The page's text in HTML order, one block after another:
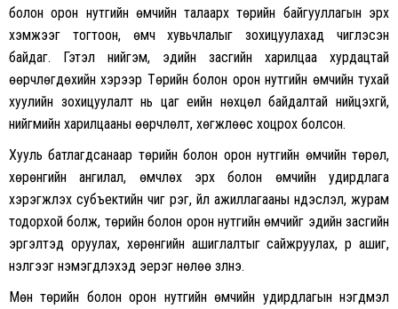
болон орон нутгийн өмчийн талаарх төрийн байгууллагын эрх
хэмжээг тогтоон, өмч хувьчлалыг зохицуулахад чиглэсэн
байдаг. Гэтэл нийгэм, эдийн засгийн харилцаа хурдацтай
өөрчлөгдөхийн хэрээр Төрийн болон орон нутгийн өмчийн тухай
хуулийн зохицуулалт нь цаг үеийн нөхцөл байдалтай нийцэхгүй,
нийгмийн харилцааны өөрчлөлт, хөгжлөөс хоцрох болсон.
Хууль батлагдсанаар төрийн болон орон нутгийн өмчийн төрөл,
хөрөнгийн ангилал, өмчлөх эрх болон өмчийн удирдлага
хэрэгжүүлэх субъектийн чиг үүрэг, үйл ажиллагааны үндэслэл, журам
тодорхой болж, төрийн болон орон нутгийн өмчийг эдийн засгийн
эргэлтэд оруулах, хөрөнгийн ашиглалтыг сайжруулах, үр ашиг,
үнэлгээг нэмэгдүүлэхэд эерэг нөлөө үзүүлнэ.
Мөн төрийн болон орон нутгийн өмчийн удирдлагын нэгдмэл